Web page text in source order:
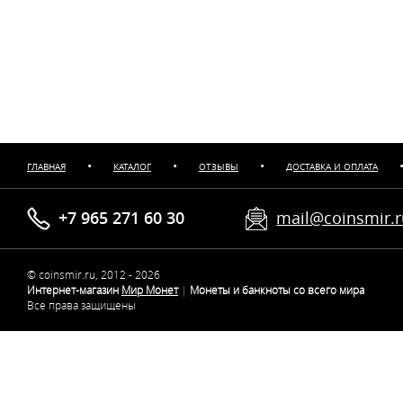
ГЛАВНАЯ • КАТАЛОГ • ОТЗЫВЫ • ДОСТАВКА И ОПЛАТА •
+7 965 271 60 30
© coinsmir.ru, 2012 - 2026
Интернет-магазин Мир Монет | Монеты и банкноты со всего мира
Все права защищены